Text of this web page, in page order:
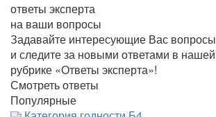
ответы эксперта
на ваши вопросы
Задавайте интересующие Вас вопросы
и следите за новыми ответами в нашей
рубрике «Ответы эксперта»!
Смотреть ответы
Популярные